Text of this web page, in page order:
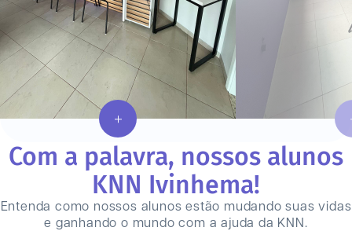
Com a palavra, nossos alunos
KNN Ivinhema!
Entenda como nossos alunos estão mudando suas vidas
e ganhando o mundo com a ajuda da KNN.